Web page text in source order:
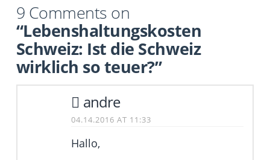
9 Comments on
“Lebenshaltungskosten
Schweiz: Ist die Schweiz
wirklich so teuer?”
andre
04.14.2016 AT 11:33
Hallo,